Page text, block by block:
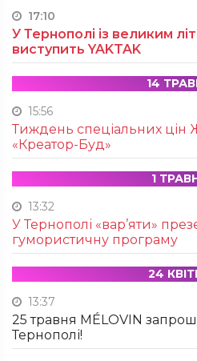
17:10
У Тернополі із великим
виступить YAKTAK
14
15:56
Тиждень спеціальних цін
«Креатор-Буд»
1
13:32
У Тернополі «вар’яти»
гумористичну програму
24
13:37
25 травня MÉLOVIN
Тернополі!